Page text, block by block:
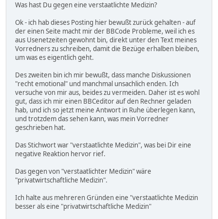
Was hast Du gegen eine verstaatlichte Medizin?
Ok - ich hab dieses Posting hier bewußt zurück gehalten - auf
der einen Seite macht mir der BBCode Probleme, weil ich es
aus Usenetzeiten gewohnt bin, direkt unter den Text meines
Vorredners zu schreiben, damit die Bezüge erhalben bleiben,
um was es eigentlich geht.
Des zweiten bin ich mir bewußt, dass manche Diskussionen
"recht emotional" und manchmal unsachlich enden. Ich
versuche von mir aus, beides zu vermeiden. Daher ist es wohl
gut, dass ich mir einen BBCeditor auf den Rechner geladen
hab, und ich so jetzt meine Antwort in Ruhe überlegen kann,
und trotzdem das sehen kann, was mein Vorredner
geschrieben hat.
Das Stichwort war "verstaatlichte Medizin", was bei Dir eine
negative Reaktion hervor rief.
Das gegen von "verstaatlichter Medizin" wäre
"privatwirtschaftliche Medizin".
Ich halte aus mehreren Gründen eine "verstaatlichte Medizin
besser als eine "privatwirtschaftliche Medizin"